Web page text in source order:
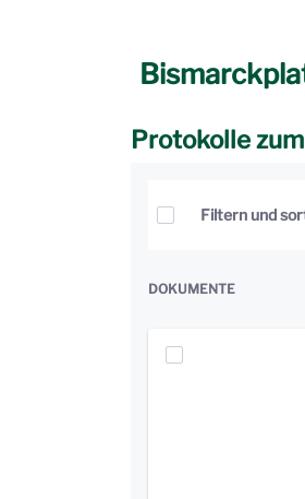
Protokolle
Elemente
Filtern und
DOKUMENTE